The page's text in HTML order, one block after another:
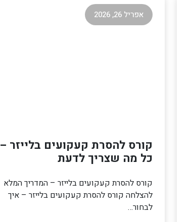
אפריל 26, 2026
קורס להסרת קעקועים בלייזר –
כל מה שצריך לדעת
קורס להסרת קעקועים בלייזר – המדריך המלא
להצלחה קורס להסרת קעקועים בלייזר – איך
לבחור…